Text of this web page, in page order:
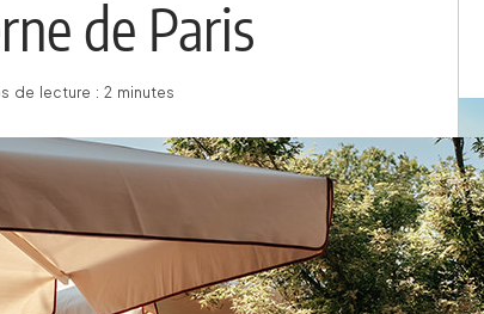
de Paris
de lecture : 2 minutes